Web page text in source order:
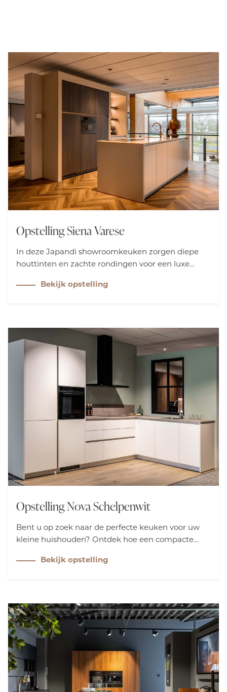
Opstelling Siena Varese
In deze Japandi showroomkeuken zorgen diepe
houttinten en zachte rondingen voor een luxe
met een rosé gouden strip, terwijl de ombouw om
Bekijk opstelling
Opstelling Nova Schelpenwit
Bent u op zoek naar de perfecte keuken voor uw
kleine huishouden? Ontdek hoe een compacte
greeploos design uw ruimte kan transformeren.
Bekijk opstelling